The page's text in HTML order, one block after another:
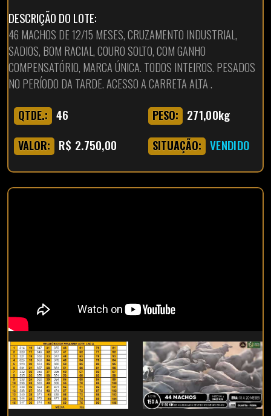
DESCRIÇÃO DO LOTE:
46 MACHOS DE 12/15 MESES, CRUZAMENTO INDUSTRIAL,
SADIOS, BOM RACIAL, COURO SOLTO, COM GANHO
COMPENSATÓRIO, MARCA ÚNICA. TODOS INTEIROS. PESADOS
NO PERÍODO DA TARDE. ACESSO A CARRETA ALTA .
QTDE.: 46 PESO: 271,00kg
VALOR: R$ 2.750,00 SITUAÇÃO: VENDIDO